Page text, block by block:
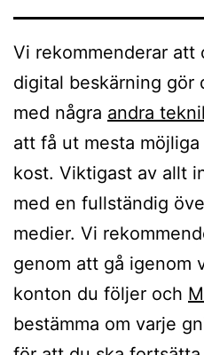
Vi rekommenderar att
digital beskärning gör
med några andra
att få ut mesta
kost. Viktigast av allt
med en fullständig
medier. Vi
genom att gå igenom
konton du följer och
bestämma om varje